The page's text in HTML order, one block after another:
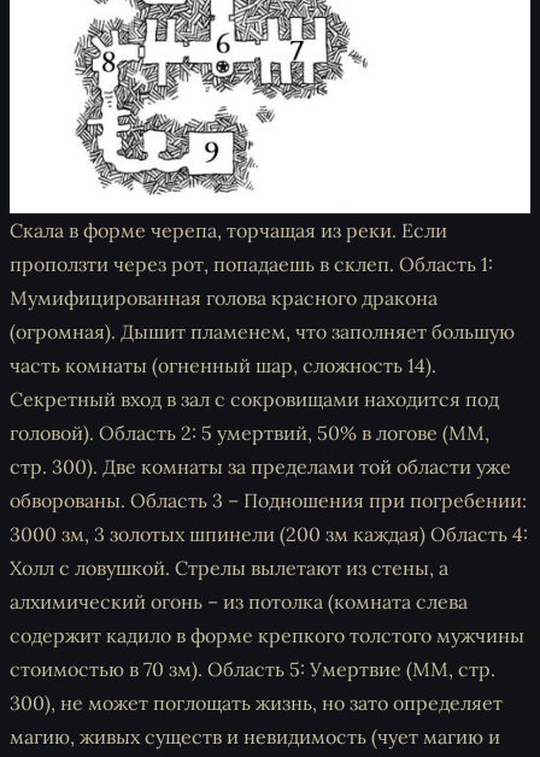
Скала в форме черепа, торчащая из реки. Если
проползти через рот, попадаешь в склеп. Область 1:
Мумифицированная голова красного дракона
(огромная). Дышит пламенем, что заполняет большую
часть комнаты (огненный шар, сложность 14).
Секретный вход в зал с сокровищами находится под
головой). Область 2: 5 умертвий, 50% в логове (MM,
стр. 300). Две комнаты за пределами той области уже
обворованы. Область 3 – Подношения при погребении:
3000 зм, 3 золотых шпинели (200 зм каждая) Область 4:
Холл с ловушкой. Стрелы вылетают из стены, а
алхимический огонь – из потолка (комната слева
содержит кадило в форме крепкого толстого мужчины
стоимостью в 70 зм). Область 5: Умертвие (MM, стр.
300), не может поглощать жизнь, но зато определяет
магию, живых существ и невидимость (чует магию и